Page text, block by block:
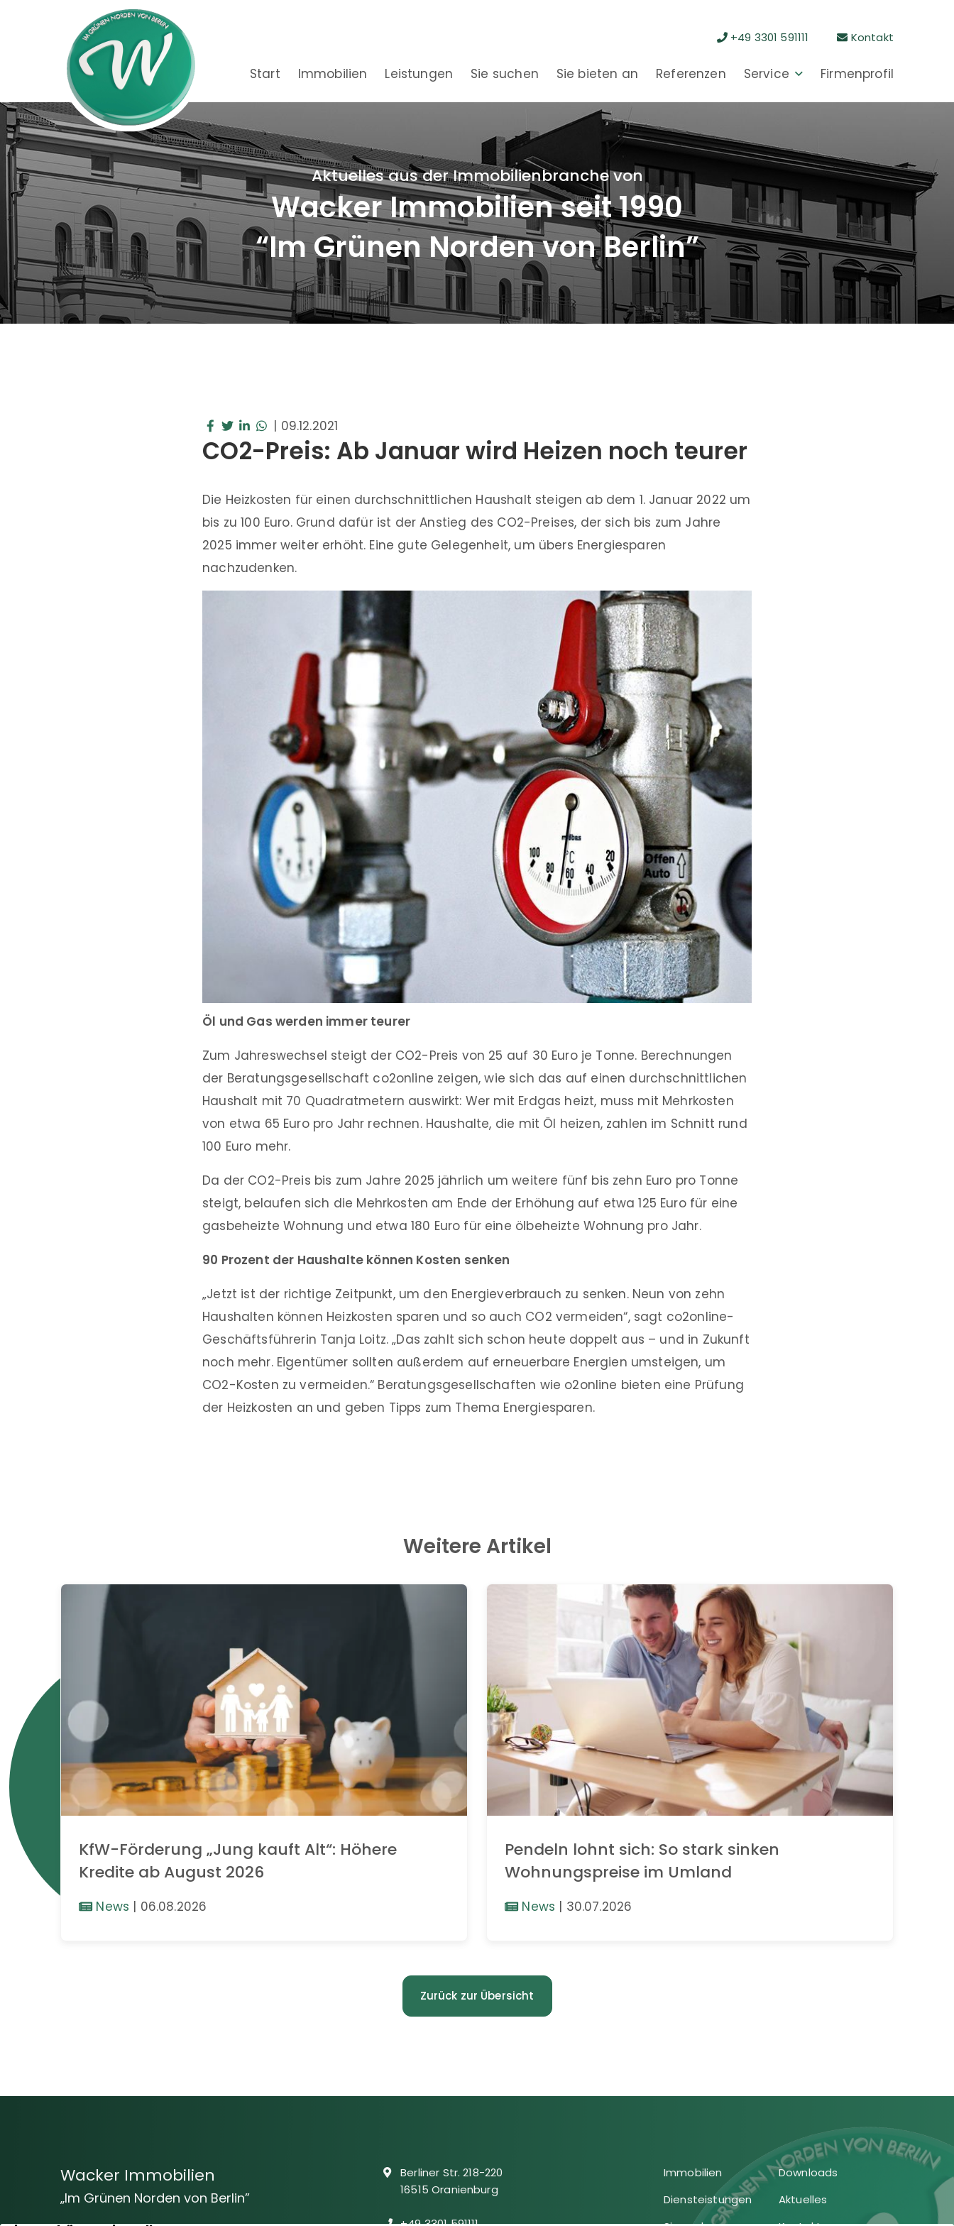
+49 3301 591111 Kontakt
Start Immobilien Leistungen Sie suchen Sie bieten an Referenzen Service Firmenprofil
Aktuelles aus der Immobilienbranche von
Wacker Immobilien seit 1990
“Im Grünen Norden von Berlin”
| 09.12.2021
CO2-Preis: Ab Januar wird Heizen noch teurer
Die Heizkosten für einen durchschnittlichen Haushalt steigen ab dem 1. Januar 2022 um
bis zu 100 Euro. Grund dafür ist der Anstieg des CO2-Preises, der sich bis zum Jahre
2025 immer weiter erhöht. Eine gute Gelegenheit, um übers Energiesparen
nachzudenken.
Öl und Gas werden immer teurer
Zum Jahreswechsel steigt der CO2-Preis von 25 auf 30 Euro je Tonne. Berechnungen
der Beratungsgesellschaft co2online zeigen, wie sich das auf einen durchschnittlichen
Haushalt mit 70 Quadratmetern auswirkt: Wer mit Erdgas heizt, muss mit Mehrkosten
von etwa 65 Euro pro Jahr rechnen. Haushalte, die mit Öl heizen, zahlen im Schnitt rund
100 Euro mehr.
Da der CO2-Preis bis zum Jahre 2025 jährlich um weitere fünf bis zehn Euro pro Tonne
steigt, belaufen sich die Mehrkosten am Ende der Erhöhung auf etwa 125 Euro für eine
gasbeheizte Wohnung und etwa 180 Euro für eine ölbeheizte Wohnung pro Jahr.
90 Prozent der Haushalte können Kosten senken
„Jetzt ist der richtige Zeitpunkt, um den Energieverbrauch zu senken. Neun von zehn
Haushalten können Heizkosten sparen und so auch CO2 vermeiden“, sagt co2online-
Geschäftsführerin Tanja Loitz. „Das zahlt sich schon heute doppelt aus – und in Zukunft
noch mehr. Eigentümer sollten außerdem auf erneuerbare Energien umsteigen, um
CO2-Kosten zu vermeiden.“ Beratungsgesellschaften wie o2online bieten eine Prüfung
der Heizkosten an und geben Tipps zum Thema Energiesparen.
Weitere Artikel
KfW-Förderung „Jung kauft Alt“: Höhere
Kredite ab August 2026
News | 06.08.2026
Pendeln lohnt sich: So stark sinken
Wohnungspreise im Umland
News | 30.07.2026
Zurück zur Übersicht
Wacker Immobilien
„Im Grünen Norden von Berlin”
Berliner Str. 218-220
16515 Oranienburg
Immobilien
Downloads
Diensteistungen
Aktuelles